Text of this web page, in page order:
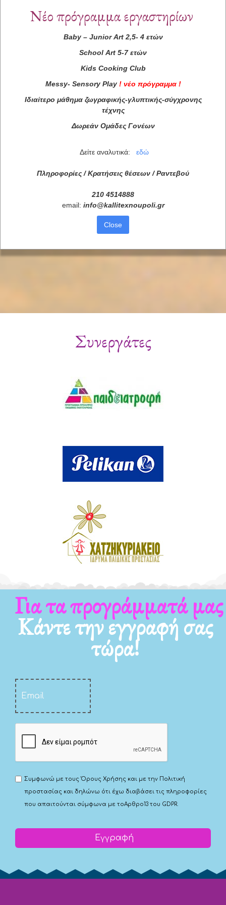
Συνεργάτες
Για τα προγράμματά μας
Κάντε την εγγραφή σας
τώρα!
Συμφωνώ με τουςΌρους Χρήσης και με την Πολιτική
προστασίας και δηλώνω ότι έχω διαβάσει τις πληροφορίες
που απαιτούνται σύμφωνα με τοΑρθρο13 του GDPR.
Εγγραφή
Νέο πρόγραμμα εργαστηρίων
Baby– Junior Art2,5- 4 ετών
School Art 5-7 ετών
Kids Cooking Club
Messy- Sensory Play ! νέο πρόγραμμα !
Ιδιαίτερο μάθημα ζωγραφικής-γλυπτικής-σύγχρονης
τέχνης
Δωρεάν Ομάδες Γονέων
Δείτε αναλυτικά: εδώ
Πληροφορίες / Κρατήσεις θέσεων / Ραντεβού
210 4514888
email: info@kallitexnoupoli.gr
Close